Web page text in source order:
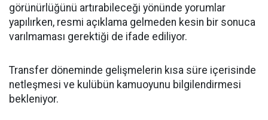
görünürlüğünü artırabileceği yönünde yorumlar
yapılırken, resmi açıklama gelmeden kesin bir sonuca
varılmaması gerektiği de ifade ediliyor.
Transfer döneminde gelişmelerin kısa süre içerisinde
netleşmesi ve kulübün kamuoyunu bilgilendirmesi
bekleniyor.